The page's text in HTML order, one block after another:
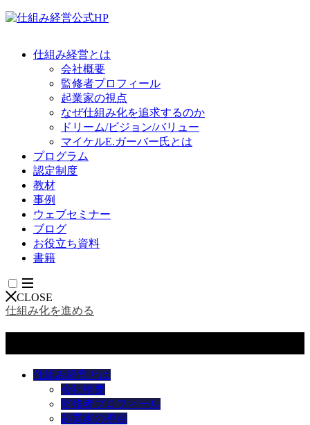
仕組み経営とは
会社概要
監修者プロフィール
起業家の視点
なぜ仕組み化を追求するのか
ドリーム/ビジョン/バリュー
マイケルE.ガーバー氏とは
プログラム
認定制度
教材
事例
ウェブセミナー
ブログ
お役立ち資料
書籍
CLOSE
仕組み化を進める
仕組み経営とは
会社概要
監修者プロフィール
起業家の視点